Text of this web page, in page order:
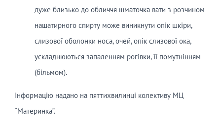
дуже близько до обличчя шматочка вати з розчином
нашатирного спирту може виникнути опік шкіри,
слизової оболонки носа, очей, опік слизової ока,
ускладнюються запаленням рогівки, її помутнінням
(більмом).
Інформацію надано на пяттихвилинці колективу МЦ
“Материнка”.